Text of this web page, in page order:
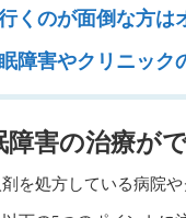
くのが面倒な方
障害やクリニック
害の治療が
を処方している病院